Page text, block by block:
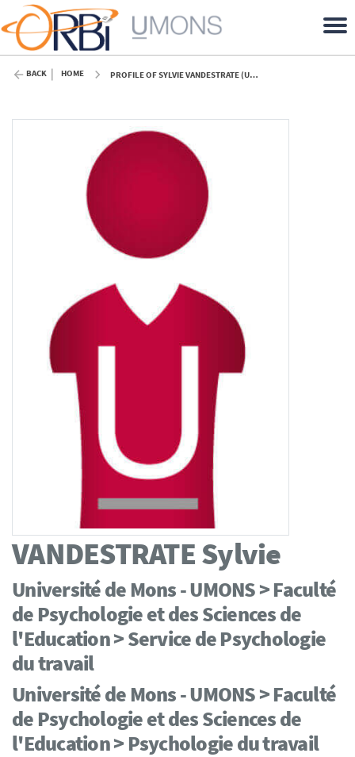
BACK HOME PROFILE OF SYLVIE VANDESTRATE (UMONS)
VANDESTRATESylvie
Université de Mons - UMONS > Faculté
de Psychologie et des Sciences de
l'Education > Service de Psychologie
du travail
Université de Mons - UMONS > Faculté
de Psychologie et des Sciences de
l'Education > Psychologie du travail